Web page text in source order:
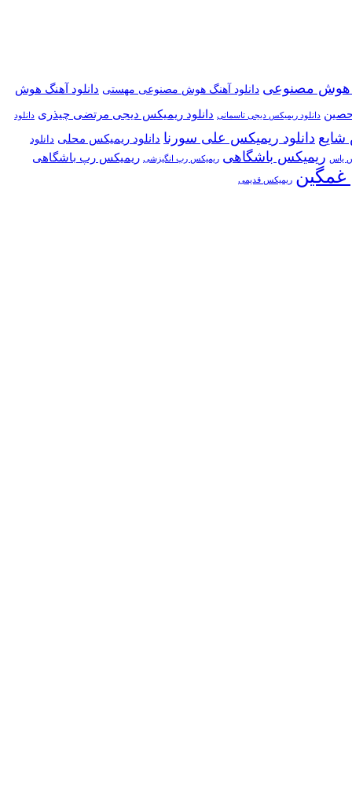
هوش مصنوعی دانلود آهنگ هوش مصنوعی مهستی دانلود آهنگ هوش
حصین دانلود ریمیکس دیجی تاسمانی دانلود ریمیکس دیجی مرتضی چیذری دانلود
شایع دانلود ریمیکس علی سورنا دانلود ریمیکس محلی دانلود
یاس ریمیکس باشگاهی ریمیکس رپ انگیزشی ریمیکس رپ باشگاهی
ریمیکس قدیمی